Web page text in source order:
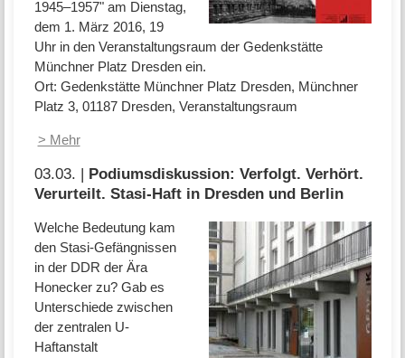
1945–1957" am Dienstag,
dem 1. März 2016, 19
Uhr in den Veranstaltungsraum der Gedenkstätte
Münchner Platz Dresden ein.
Ort: Gedenkstätte Münchner Platz Dresden, Münchner
Platz 3, 01187 Dresden, Veranstaltungsraum
> Mehr
03.03. | Podiumsdiskussion: Verfolgt. Verhört.
Verurteilt. Stasi-Haft in Dresden und Berlin
Welche Bedeutung kam
den Stasi-Gefängnissen
in der DDR der Ära
Honecker zu? Gab es
Unterschiede zwischen
der zentralen U-
Haftanstalt